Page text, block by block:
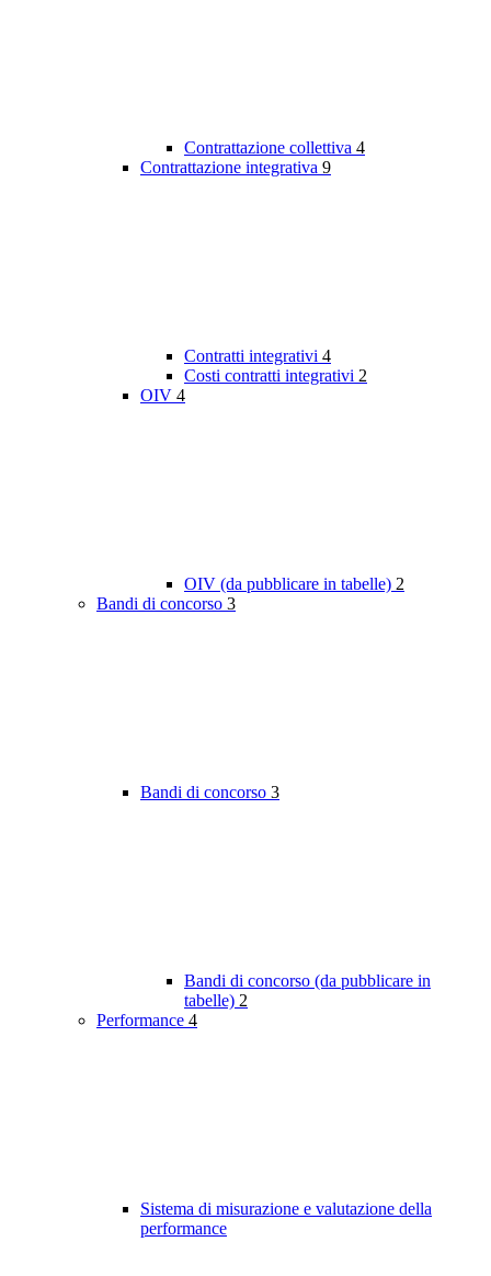
Contrattazione collettiva 4
Contrattazione integrativa 9
Contratti integrativi 4
Costi contratti integrativi 2
OIV 4
OIV (da pubblicare in tabelle) 2
Bandi di concorso 3
Bandi di concorso 3
Bandi di concorso (da pubblicare in
tabelle) 2
Performance 4
Sistema di misurazione e valutazione della
performance